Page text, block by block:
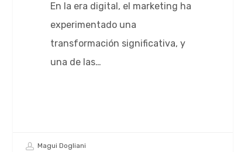
En la era digital, el marketing ha
experimentado una
transformación significativa, y
una de las…
Magui Dogliani